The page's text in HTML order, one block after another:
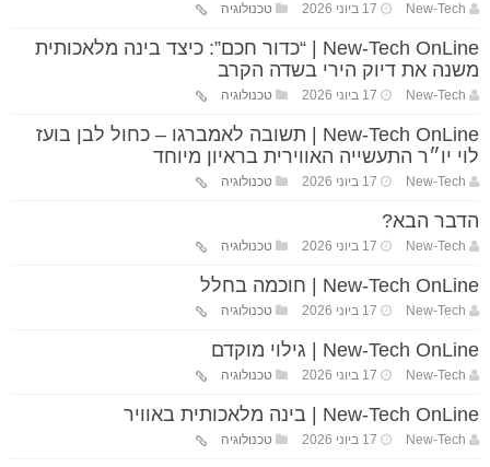
New-Tech 17 ביוני 2026 טכנולוגיה
New-Tech OnLine | “כדור חכם”: כיצד בינה מלאכותית
משנה את דיוק הירי בשדה הקרב
New-Tech 17 ביוני 2026 טכנולוגיה
New-Tech OnLine | תשובה לאמברגו – כחול לבן בועז
לוי יו״ר התעשייה האווירית בראיון מיוחד
New-Tech 17 ביוני 2026 טכנולוגיה
הדבר הבא?
New-Tech 17 ביוני 2026 טכנולוגיה
New-Tech OnLine | חוכמה בחלל
New-Tech 17 ביוני 2026 טכנולוגיה
New-Tech OnLine | גילוי מוקדם
New-Tech 17 ביוני 2026 טכנולוגיה
New-Tech OnLine | בינה מלאכותית באוויר
New-Tech 17 ביוני 2026 טכנולוגיה